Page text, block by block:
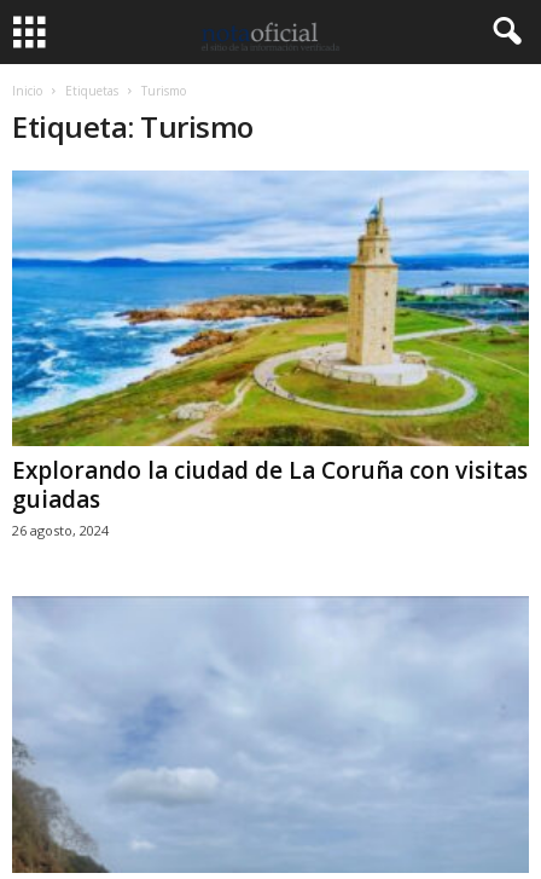
Inicio Etiquetas Turismo
Etiqueta: Turismo
Explorando la ciudad de La Coruña con visitas
guiadas
26 agosto, 2024